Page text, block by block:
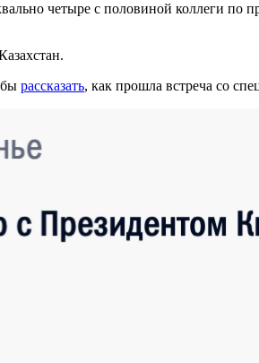
четыре с половиной коллеги по
рассказать, как прошла встреча со